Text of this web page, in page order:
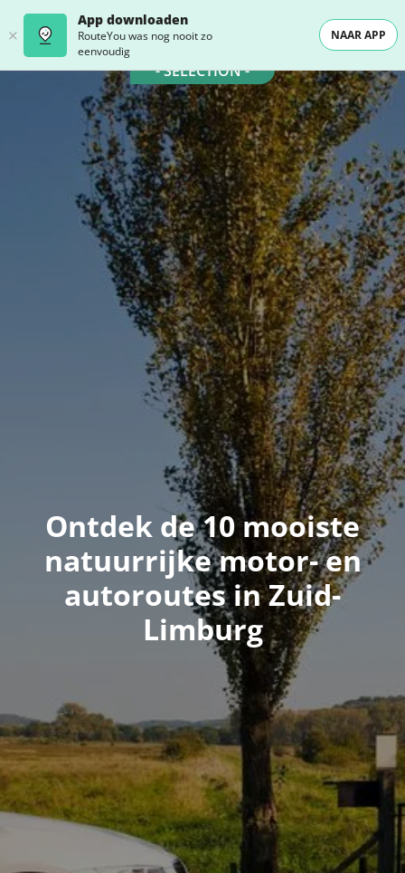
App downloaden
RouteYou was nog nooit zo
eenvoudig
NAAR APP
- SELECTION -
Ontdek de 10 mooiste
natuurrijke motor- en
autoroutes in Zuid-
Limburg